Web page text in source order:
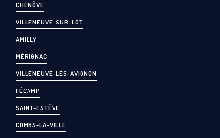
CHENÔVE
VILLENEUVE-SUR-LOT
AMILLY
MÉRIGNAC
VILLENEUVE-LÈS-AVIGNON
FÉCAMP
SAINT-ESTÈVE
COMBS-LA-VILLE